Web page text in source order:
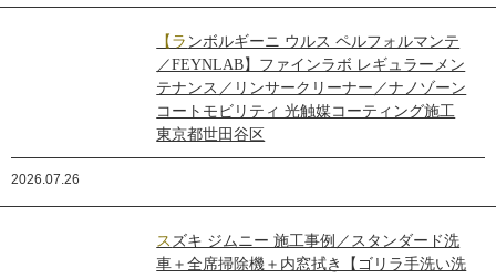
【ランボルギーニ ウルス ペルフォルマンテ
／FEYNLAB】ファインラボ レギュラーメン
テナンス／リンサークリーナー／ナノゾーン
コートモビリティ 光触媒コーティング施工
東京都世田谷区
2026.07.26
スズキ ジムニー 施工事例／スタンダード洗
車＋全席掃除機＋内窓拭き【ゴリラ手洗い洗